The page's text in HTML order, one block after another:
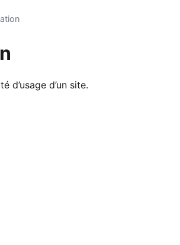
d’usage d’un site.